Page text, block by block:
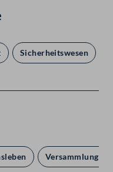
Sicherheitswesen